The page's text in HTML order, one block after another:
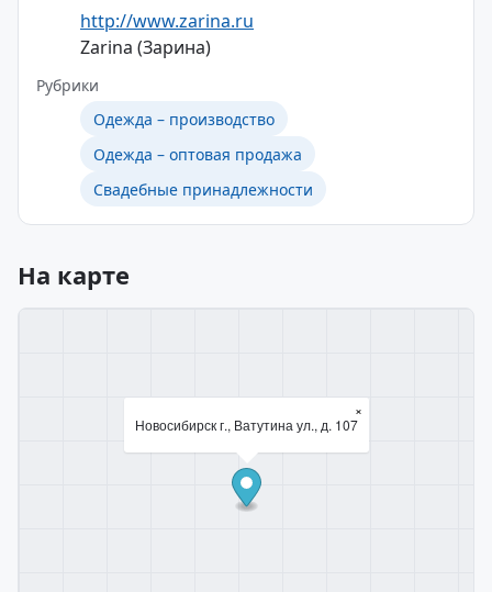
http://www.zarina.ru
Zarina (Зарина)
Рубрики
Одежда – производство
Одежда – оптовая продажа
Свадебные принадлежности
На карте
Новосибирск г., Ватутина ул., д. 107
×